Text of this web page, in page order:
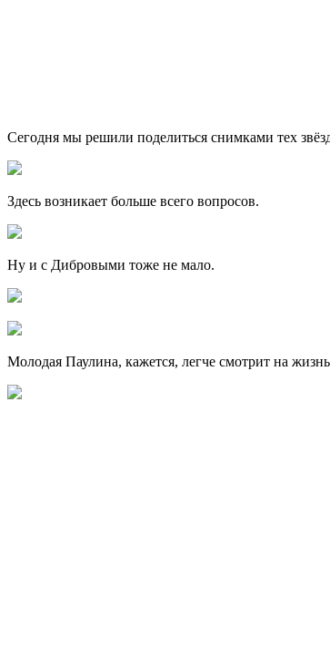
Сегодня мы решили поделиться снимками тех
Здесь возникает больше всего вопросов.
Ну и с Дибровыми тоже не мало.
Молодая Паулина, кажется, легче смотрит на